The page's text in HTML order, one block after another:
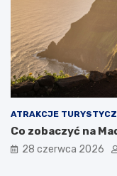
ATRAKCJE
Co zobaczyć na
28 czerwca 2026